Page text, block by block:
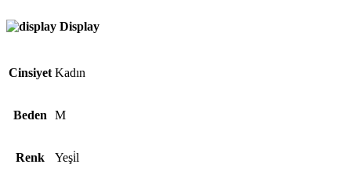
Display
Cinsiyet Kadın
Beden M
Renk Yeşi̇l